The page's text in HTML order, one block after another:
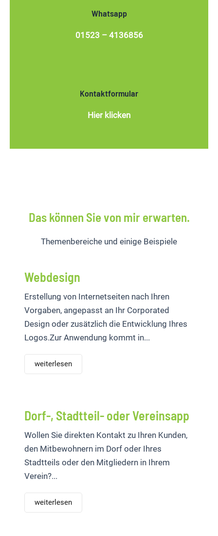
Whatsapp
01523 – 4136856
Kontaktformular
Hier klicken
Das können Sie von mir erwarten.
Themenbereiche und einige Beispiele
Webdesign
Erstellung von Internetseiten nach Ihren
Vorgaben, angepasst an Ihr Corporated
Design oder zusätzlich die Entwicklung Ihres
Logos.Zur Anwendung kommt in...
weiterlesen
Dorf-, Stadtteil- oder Vereinsapp
Wollen Sie direkten Kontakt zu Ihren Kunden,
den Mitbewohnern im Dorf oder Ihres
Stadtteils oder den Mitgliedern in Ihrem
Verein?...
weiterlesen